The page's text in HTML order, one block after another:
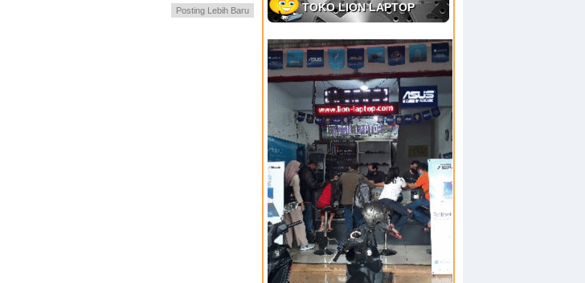
Posting Lebih Baru TOKO LION LAPTOP